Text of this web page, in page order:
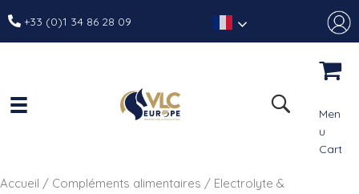
+33 (0)1 34 86 28 09
Men
u
Cart
Accueil / Compléments alimentaires / Electrolyte &